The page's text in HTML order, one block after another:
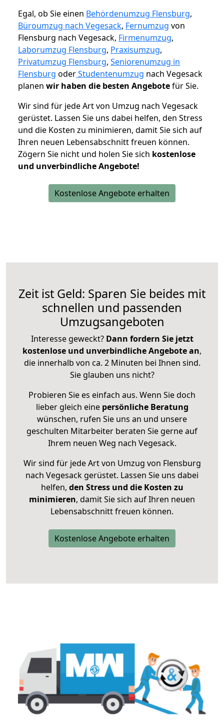
Egal, ob Sie einen Behördenumzug Flensburg,
Büroumzug nach Vegesack, Fernumzug von
Flensburg nach Vegesack, Firmenumzug,
Laborumzug Flensburg, Praxisumzug,
Privatumzug Flensburg, Seniorenumzug in
Flensburg oderStudentenumzug nach Vegesack
planen wir haben die besten Angebotefür Sie.
Wir sind für jede Art von Umzug nach Vegesack
gerüstet. Lassen Sie uns dabei helfen, den Stress
und die Kosten zu minimieren, damit Sie sich auf
Ihren neuen Lebensabschnitt freuen können.
Zögern Sie nicht und holen Sie sich kostenlose
und unverbindliche Angebote!
Kostenlose Angebote erhalten
Zeit ist Geld: Sparen Sie beides mit
schnellen und passenden
Umzugsangeboten
Interesse geweckt? Dann fordern Sie jetzt
kostenlose und unverbindliche Angebote an,
die innerhalb von ca. 2 Minuten bei Ihnen sind.
Sie glauben uns nicht?
Probieren Sie es einfach aus. Wenn Sie doch
lieber gleich eine persönliche Beratung
wünschen, rufen Sie uns an und unsere
geschulten Mitarbeiter beraten Sie gerne auf
Ihrem neuen Weg nach Vegesack.
Wir sind für jede Art von Umzug von Flensburg
nach Vegesack gerüstet. Lassen Sie uns dabei
helfen, den Stress und die Kosten zu
minimieren, damit Sie sich auf Ihren neuen
Lebensabschnitt freuen können.
Kostenlose Angebote erhalten